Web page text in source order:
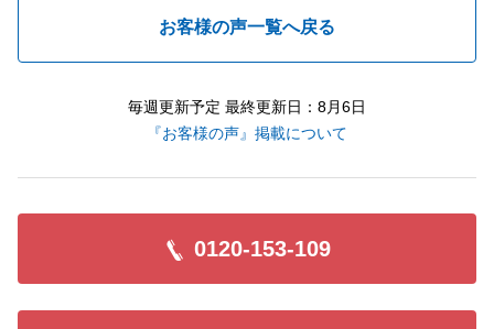
お客様の声一覧へ戻る
毎週更新予定 最終更新日：8月6日
『お客様の声』掲載について
0120-153-109